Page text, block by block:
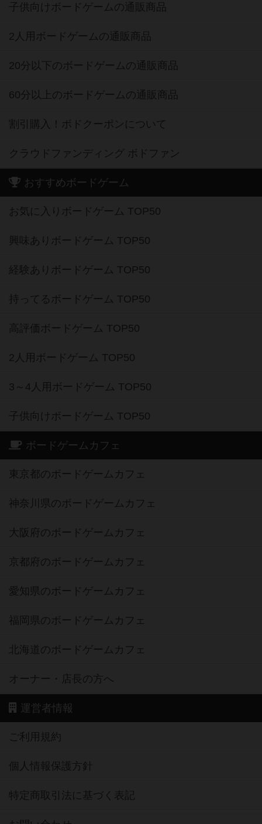
子供向けボードゲームの通販商品
2人用ボードゲームの通販商品
20分以下のボードゲームの通販商品
60分以上のボードゲームの通販商品
割引購入！ボドクーポンについて
クラウドファンディング ボドファン
おすすめボードゲーム
お気に入りボードゲーム TOP50
興味ありボードゲーム TOP50
経験ありボードゲーム TOP50
持ってるボードゲーム TOP50
高評価ボードゲーム TOP50
2人用ボードゲーム TOP50
3～4人用ボードゲーム TOP50
子供向けボードゲーム TOP50
ボードゲームカフェ
東京都のボードゲームカフェ
神奈川県のボードゲームカフェ
大阪府のボードゲームカフェ
京都府のボードゲームカフェ
愛知県のボードゲームカフェ
福岡県のボードゲームカフェ
北海道のボードゲームカフェ
オーナー・店長の方へ
運営者情報
ご利用規約
個人情報保護方針
特定商取引法に基づく表記